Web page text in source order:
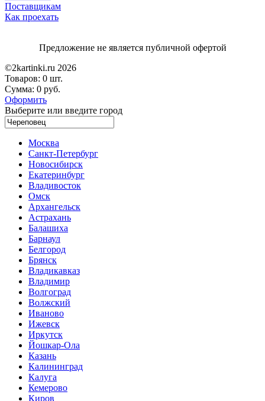
Поставщикам
Как проехать
Предложение не является публичной офертой
©2kartinki.ru 2026
Товаров: 0 шт.
Сумма: 0 руб.
Оформить
Выберите или введите город
Москва
Санкт-Петербург
Новосибирск
Екатеринбург
Владивосток
Омск
Архангельск
Астрахань
Балашиха
Барнаул
Белгород
Брянск
Владикавказ
Владимир
Волгоград
Волжский
Иваново
Ижевск
Иркутск
Йошкар-Ола
Казань
Калининград
Калуга
Кемерово
Киров